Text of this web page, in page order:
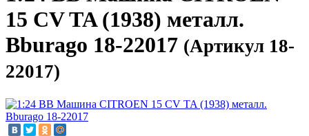
15 CV TA (1938) металл.
Bburago 18-22017 (Артикул 18-
22017)